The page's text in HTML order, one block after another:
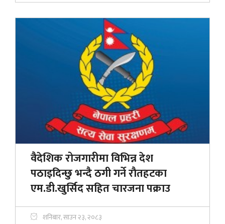
वैदेशिक रोजगारीमा विभिन्न देश
पठाइदिन्छु भन्दै ठगी गर्ने राैतहटका
एम.डी.खुर्सिद सहित चारजना पक्राउ
शनिबार, साउन २३, २०८३